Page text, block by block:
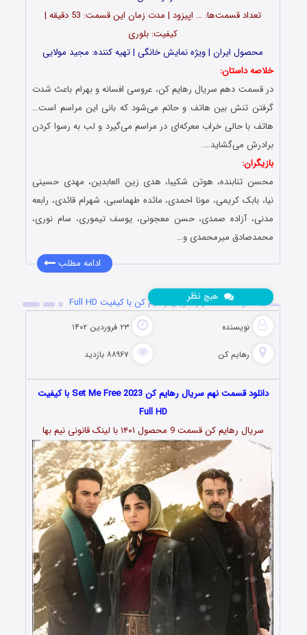
تعداد قسمت‌ها: … اپیزود | مدت زمان این قسمت: 53 دقیقه |
کیفیت: بلوری
محصول ایران | ویژه نمایش خانگی | تهیه کننده: مجید مولایی
خلاصه داستان:
در قسمت دهم سریال رهایم کن، عروسی افسانه و بهرام باعث شدت
گرفتن تنش بین هاتف و حاتم می‌شود که بانی این مراسم است…
هاتف با حالی خراب معرکه‌ای در مراسم می‌گیرد و لب به رسوا کردن
برادرش می‌گشاید….
بازیگران:
محسن تنابنده، هوتن شکیبا، هدی زین العابدین، مهدی حسینی
نیا، بابک کریمی، مونا احمدی، مائده طهماسبی، شهرام قائدی، رابعه
مدنی، آزاده صمدی، حسن معجونی، یوسف تیموری، سام نوری،
محمدصادق میرمحمدی و…
ادامه مطلب
دانلود قسمت نهم سریال رهایم کن با کیفیت Full HD
نویسنده ۲۳ فروردین ۱۴۰۲
رهایم کن ۸۸۹۶۷ بازدید
هیچ نظر
دانلود قسمت نهم سریال رهایم کن Set Me Free 2023 با کیفیت
Full HD
سریال رهایم کن قسمت 9 محصول ۱۴۰۱ با لینک قانونی نیم بها